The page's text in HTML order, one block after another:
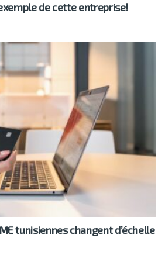
de cette entreprise!
tunisiennes changent d’échelle